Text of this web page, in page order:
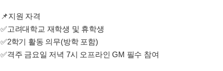
📌지원 자격
✅고려대학교 재학생 및 휴학생
✅2학기 활동 의무(방학 포함)
✅격주 금요일 저녁 7시 오프라인 GM 필수 참여